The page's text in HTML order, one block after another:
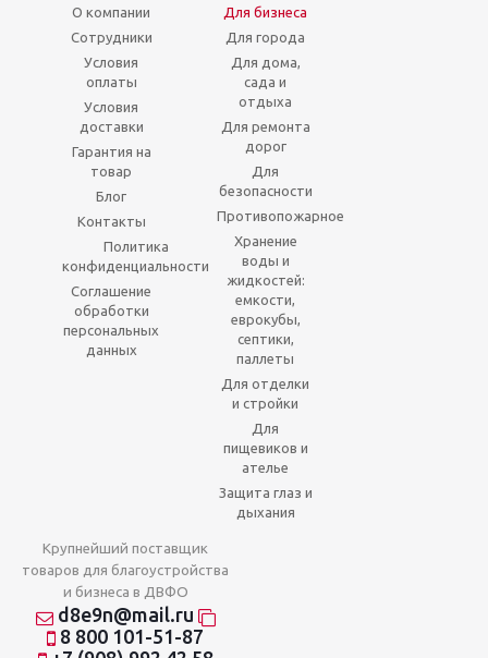
О компании
Сотрудники
Условия
оплаты
Условия
доставки
Гарантия на
товар
Блог
Контакты
Политика
конфиденциальности
Соглашение
обработки
персональных
данных
Для бизнеса
Для города
Для дома,
сада и
отдыха
Для ремонта
дорог
Для
безопасности
Противопожарное
Хранение
воды и
жидкостей:
емкости,
еврокубы,
септики,
паллеты
Для отделки
и стройки
Для
пищевиков и
ателье
Защита глаз и
дыхания
Крупнейший поставщик
товаров для благоустройства
и бизнеса в ДВФО
d8e9n@mail.ru
8 800 101-51-87